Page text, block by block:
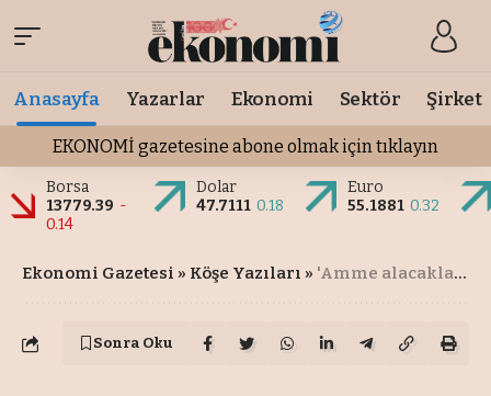
Anasayfa Yazarlar Ekonomi Sektör Şirket
EKONOMİ gazetesine abone olmak için tıklayın
Borsa
13779.39 -
0.14
Dolar
47.7111 0.18
Euro
55.1881 0.32
Ekonomi Gazetesi » Köşe Yazıları » 'Amme alacaklarında 72 ay vade yetmez, yapılandırma gerekiyor'
Sonra Oku